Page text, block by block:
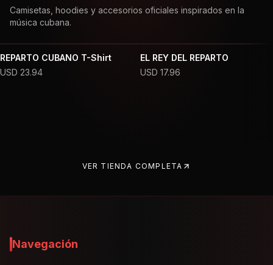
Camisetas, hoodies y accesorios oficiales inspirados en la
música cubana.
REPARTO CUBANO T-Shirt
USD 23.94
EL REY DEL REPARTO
USD 17.96
VER TIENDA COMPLETA
Navegación